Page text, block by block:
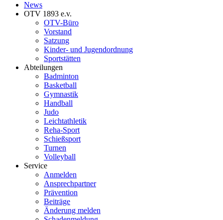
News
OTV 1893 e.v.
OTV-Büro
Vorstand
Satzung
Kinder- und Jugendordnung
Sportstätten
Abteilungen
Badminton
Basketball
Gymnastik
Handball
Judo
Leichtathletik
Reha-Sport
Schießsport
Turnen
Volleyball
Service
Anmelden
Ansprechpartner
Prävention
Beiträge
Änderung melden